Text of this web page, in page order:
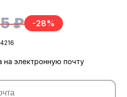
₽ -28%
на электронную почту